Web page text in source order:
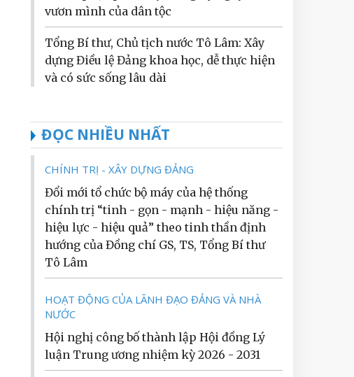
vươn mình của dân tộc
Tổng Bí thư, Chủ tịch nước Tô Lâm: Xây
dựng Điều lệ Đảng khoa học, dễ thực hiện
và có sức sống lâu dài
ĐỌC NHIỀU NHẤT
CHÍNH TRỊ - XÂY DỰNG ĐẢNG
Đổi mới tổ chức bộ máy của hệ thống
chính trị “tinh - gọn - mạnh - hiệu năng -
hiệu lực - hiệu quả” theo tinh thần định
hướng của Đồng chí GS, TS, Tổng Bí thư
Tô Lâm
HOẠT ĐỘNG CỦA LÃNH ĐẠO ĐẢNG VÀ NHÀ
NƯỚC
Hội nghị công bố thành lập Hội đồng Lý
luận Trung ương nhiệm kỳ 2026 - 2031